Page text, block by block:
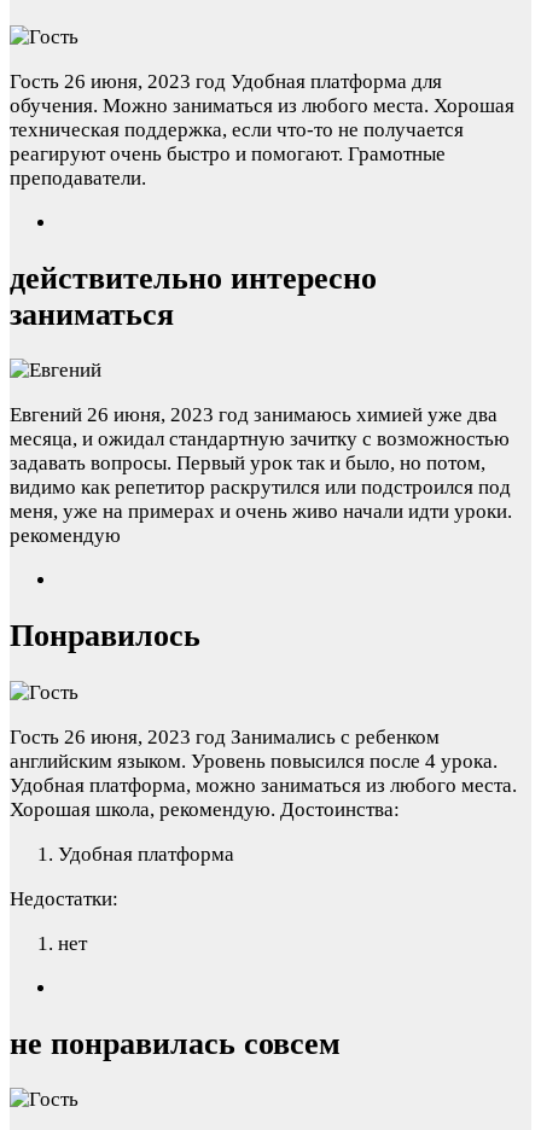
Гость 26 июня, 2023 год Удобная платформа для
обучения. Можно заниматься из любого места. Хорошая
техническая поддержка, если что-то не получается
реагируют очень быстро и помогают. Грамотные
преподаватели.
действительно интересно
заниматься
Евгений 26 июня, 2023 год занимаюсь химией уже два
месяца, и ожидал стандартную зачитку с возможностью
задавать вопросы. Первый урок так и было, но потом,
видимо как репетитор раскрутился или подстроился под
меня, уже на примерах и очень живо начали идти уроки.
рекомендую
Понравилось
Гость 26 июня, 2023 год Занимались с ребенком
английским языком. Уровень повысился после 4 урока.
Удобная платформа, можно заниматься из любого места.
Хорошая школа, рекомендую. Достоинства:
Удобная платформа
Недостатки:
нет
не понравилась совсем